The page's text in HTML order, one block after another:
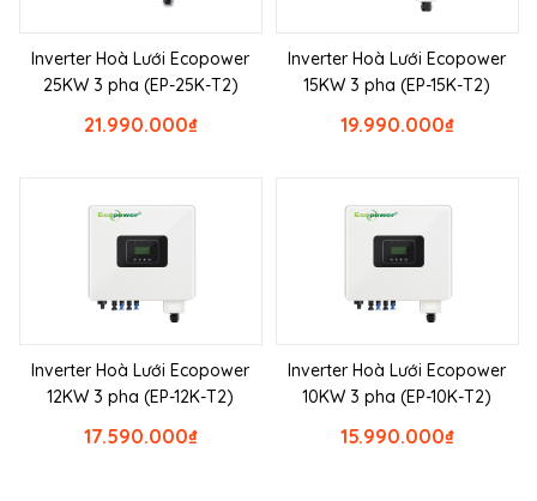
Inverter Hoà Lưới Ecopower
25KW 3 pha (EP-25K-T2)
₫
21.990.000
Inverter Hoà Lưới Ecopower
15KW 3 pha (EP-15K-T2)
₫
19.990.000
Inverter Hoà Lưới Ecopower
12KW 3 pha (EP-12K-T2)
₫
17.590.000
Inverter Hoà Lưới Ecopower
10KW 3 pha (EP-10K-T2)
₫
15.990.000